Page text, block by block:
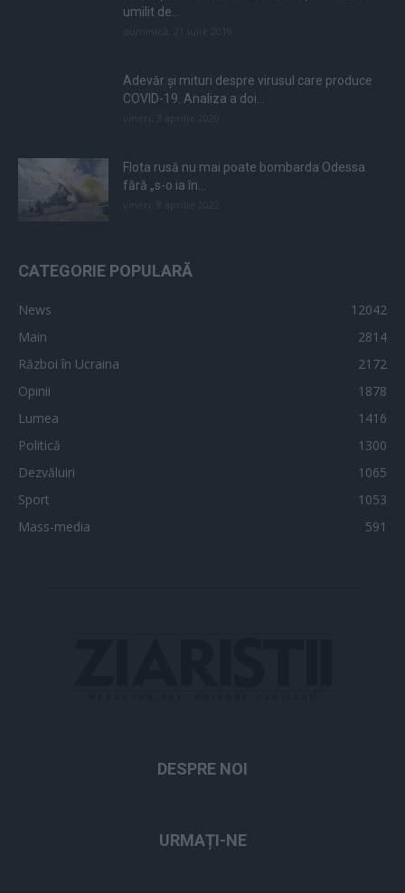
umilit de...
Adevăr și mituri despre virusul care produce
COVID-19. Analiza a doi...
Flota rusă nu mai poate bombarda Odessa
fără „s-o ia în...
CATEGORIE POPULARĂ
News
12042
Main
2814
Război în Ucraina
2172
Opinii
1878
Lumea
1416
Politică
1300
Dezvăluiri
1065
Sport
1053
Mass-media
591
DESPRE NOI
URMAȚI-NE